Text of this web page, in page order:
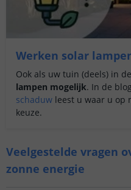
Werken solar
Ook als uw tuin (deels) in de
lampen mogelijk. In de
schaduw leest u waar u op
keuze.
Veelgestelde vragen
zonne energie